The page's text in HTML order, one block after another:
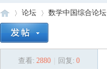
论坛
›
数学中国综合论坛
查看: 2880 回复: 0